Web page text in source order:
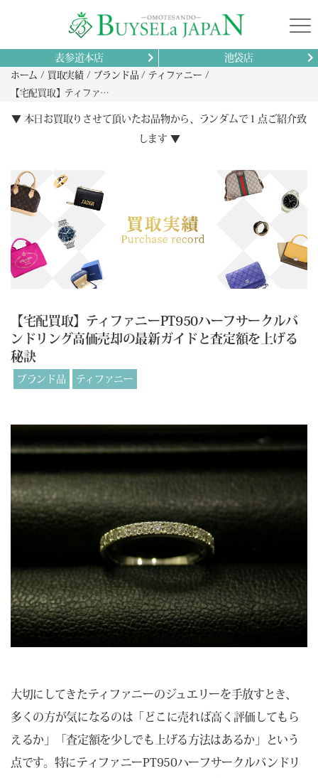
表参道本店 池袋店
ホーム 買取実績 ブランド品
ティファニー
【宅配買取】ティファニーPT950ハーフサークルバンドリング高価売却の最新ガイドと査定額を上げる秘訣
▼ 本日お買取りさせて頂いたお品物から、ランダムで１点ご紹介致
します ▼
【宅配買取】ティファニーPT950ハーフサークルバ
ンドリング高価売却の最新ガイドと査定額を上げる
秘訣
ブランド品 ティファニー
大切にしてきたティファニーのジュエリーを手放すとき、
多くの方が気になるのは「どこに売れば高く評価してもら
えるか」「査定額を少しでも上げる方法はあるか」という
点です。特にティファニーPT950ハーフサークルバンドリ